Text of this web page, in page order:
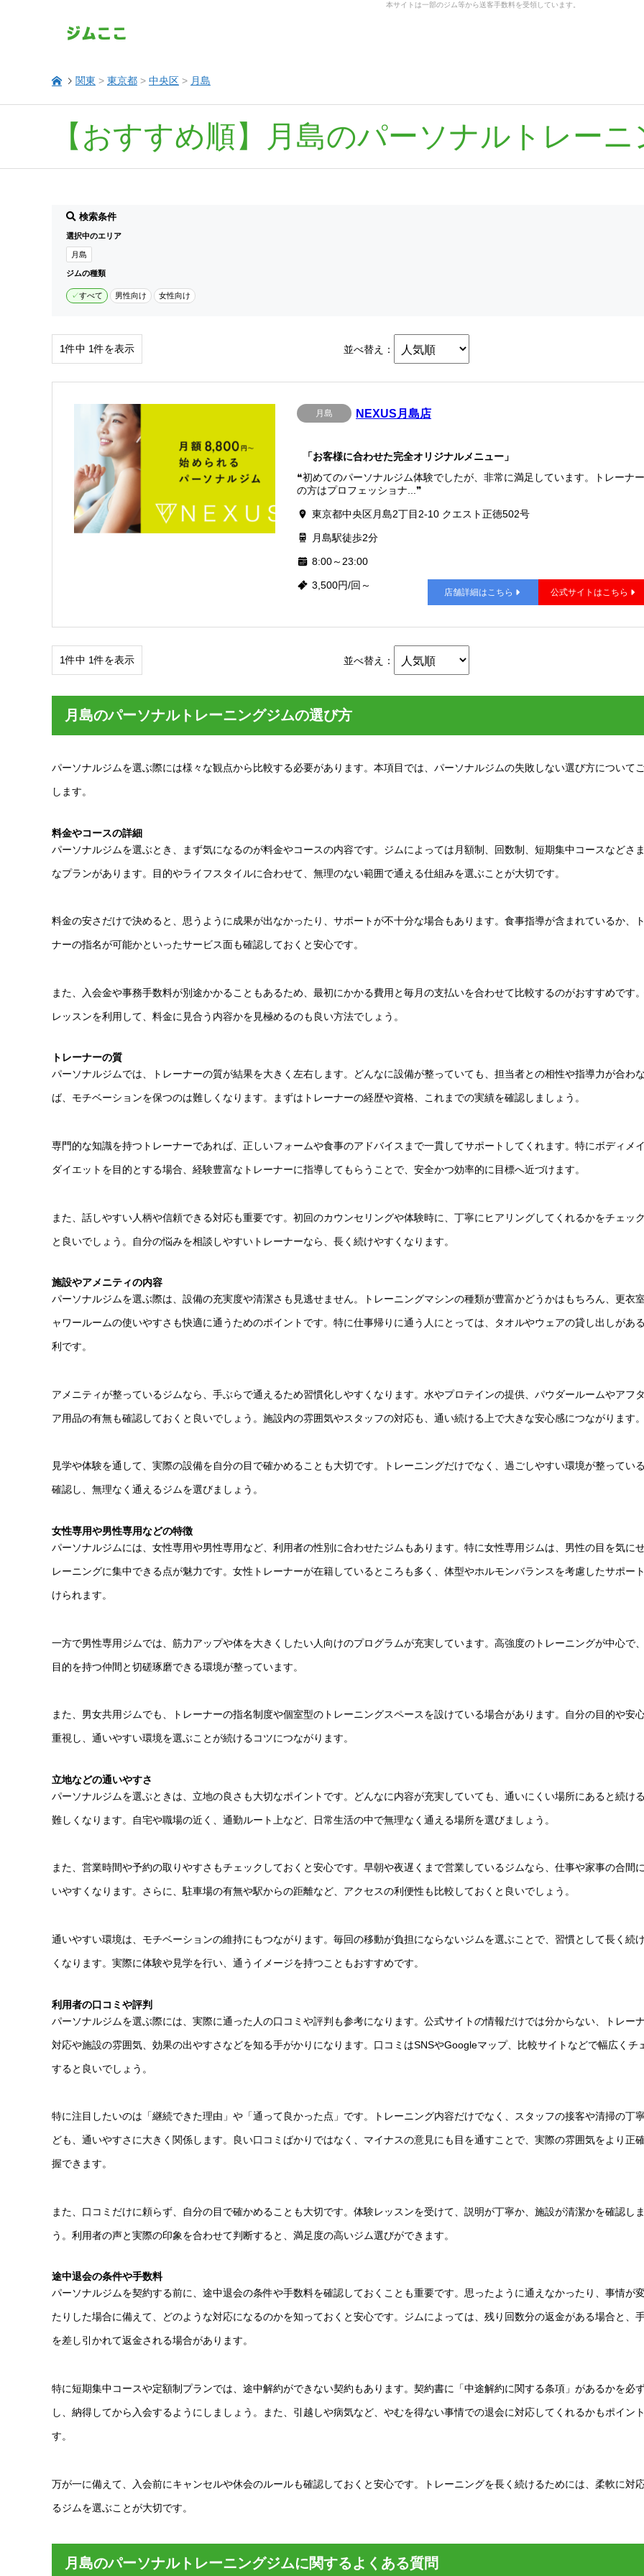
本サイトは一部のジム等から送客手数料を受領しています。
関東 > 東京都 > 中央区 > 月島
【おすすめ順】月島のパーソナルトレーニ
検索条件
選択中のエリア
月島
ジムの種類
すべて 男性向け 女性向け
1件中 1件を表示 並べ替え：
月島 NEXUS月島店
「お客様に合わせた完全オリジナルメニュー」
❝初めてのパーソナルジム体験でしたが、非常に満足しています。トレーナー
の方はプロフェッショナ...❞
東京都中央区月島2丁目2-10 クエスト正徳502号
月島駅徒歩2分
8:00～23:00
3,500円/回～
店舗詳細はこちら 公式サイトはこちら
1件中 1件を表示 並べ替え：
月島のパーソナルトレーニングジムの選び方
パーソナルジムを選ぶ際には様々な観点から比較する必要があります。本項目では、パーソナルジムの失敗しない選び方について
します。
料金やコースの詳細
パーソナルジムを選ぶとき、まず気になるのが料金やコースの内容です。ジムによっては月額制、回数制、短期集中コースなどさ
なプランがあります。目的やライフスタイルに合わせて、無理のない範囲で通える仕組みを選ぶことが大切です。
料金の安さだけで決めると、思うように成果が出なかったり、サポートが不十分な場合もあります。食事指導が含まれているか、
ナーの指名が可能かといったサービス面も確認しておくと安心です。
また、入会金や事務手数料が別途かかることもあるため、最初にかかる費用と毎月の支払いを合わせて比較するのがおすすめです
レッスンを利用して、料金に見合う内容かを見極めるのも良い方法でしょう。
トレーナーの質
パーソナルジムでは、トレーナーの質が結果を大きく左右します。どんなに設備が整っていても、担当者との相性や指導力が合わ
ば、モチベーションを保つのは難しくなります。まずはトレーナーの経歴や資格、これまでの実績を確認しましょう。
専門的な知識を持つトレーナーであれば、正しいフォームや食事のアドバイスまで一貫してサポートしてくれます。特にボディメ
ダイエットを目的とする場合、経験豊富なトレーナーに指導してもらうことで、安全かつ効率的に目標へ近づけます。
また、話しやすい人柄や信頼できる対応も重要です。初回のカウンセリングや体験時に、丁寧にヒアリングしてくれるかをチェッ
と良いでしょう。自分の悩みを相談しやすいトレーナーなら、長く続けやすくなります。
施設やアメニティの内容
パーソナルジムを選ぶ際は、設備の充実度や清潔さも見逃せません。トレーニングマシンの種類が豊富かどうかはもちろん、更衣
ャワールームの使いやすさも快適に通うためのポイントです。特に仕事帰りに通う人にとっては、タオルやウェアの貸し出しがあ
利です。
アメニティが整っているジムなら、手ぶらで通えるため習慣化しやすくなります。水やプロテインの提供、パウダールームやアフ
ア用品の有無も確認しておくと良いでしょう。施設内の雰囲気やスタッフの対応も、通い続ける上で大きな安心感につながります。
見学や体験を通して、実際の設備を自分の目で確かめることも大切です。トレーニングだけでなく、過ごしやすい環境が整ってい
確認し、無理なく通えるジムを選びましょう。
女性専用や男性専用などの特徴
パーソナルジムには、女性専用や男性専用など、利用者の性別に合わせたジムもあります。特に女性専用ジムは、男性の目を気に
レーニングに集中できる点が魅力です。女性トレーナーが在籍しているところも多く、体型やホルモンバランスを考慮したサポー
けられます。
一方で男性専用ジムでは、筋力アップや体を大きくしたい人向けのプログラムが充実しています。高強度のトレーニングが中心で
目的を持つ仲間と切磋琢磨できる環境が整っています。
また、男女共用ジムでも、トレーナーの指名制度や個室型のトレーニングスペースを設けている場合があります。自分の目的や安
重視し、通いやすい環境を選ぶことが続けるコツにつながります。
立地などの通いやすさ
パーソナルジムを選ぶときは、立地の良さも大切なポイントです。どんなに内容が充実していても、通いにくい場所にあると続け
難しくなります。自宅や職場の近く、通勤ルート上など、日常生活の中で無理なく通える場所を選びましょう。
また、営業時間や予約の取りやすさもチェックしておくと安心です。早朝や夜遅くまで営業しているジムなら、仕事や家事の合間
いやすくなります。さらに、駐車場の有無や駅からの距離など、アクセスの利便性も比較しておくと良いでしょう。
通いやすい環境は、モチベーションの維持にもつながります。毎回の移動が負担にならないジムを選ぶことで、習慣として長く続
くなります。実際に体験や見学を行い、通うイメージを持つこともおすすめです。
利用者の口コミや評判
パーソナルジムを選ぶ際には、実際に通った人の口コミや評判も参考になります。公式サイトの情報だけでは分からない、トレー
対応や施設の雰囲気、効果の出やすさなどを知る手がかりになります。口コミはSNSやGoogleマップ、比較サイトなどで幅広くチ
すると良いでしょう。
特に注目したいのは「継続できた理由」や「通って良かった点」です。トレーニング内容だけでなく、スタッフの接客や清掃の丁
ども、通いやすさに大きく関係します。良い口コミばかりではなく、マイナスの意見にも目を通すことで、実際の雰囲気をより正
握できます。
また、口コミだけに頼らず、自分の目で確かめることも大切です。体験レッスンを受けて、説明が丁寧か、施設が清潔かを確認し
う。利用者の声と実際の印象を合わせて判断すると、満足度の高いジム選びができます。
途中退会の条件や手数料
パーソナルジムを契約する前に、途中退会の条件や手数料を確認しておくことも重要です。思ったように通えなかったり、事情が
たりした場合に備えて、どのような対応になるのかを知っておくと安心です。ジムによっては、残り回数分の返金がある場合と、
を差し引かれて返金される場合があります。
特に短期集中コースや定額制プランでは、途中解約ができない契約もあります。契約書に「中途解約に関する条項」があるかを必
し、納得してから入会するようにしましょう。また、引越しや病気など、やむを得ない事情での退会に対応してくれるかもポイン
す。
万が一に備えて、入会前にキャンセルや休会のルールも確認しておくと安心です。トレーニングを長く続けるためには、柔軟に対
るジムを選ぶことが大切です。
月島のパーソナルトレーニングジムに関するよくある質問